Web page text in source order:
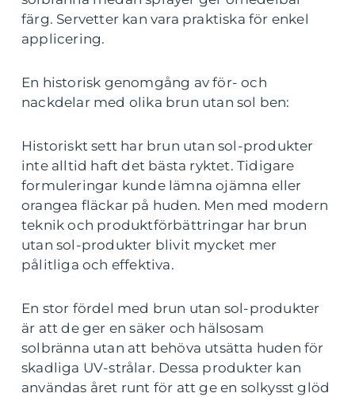
färg. Servetter kan vara praktiska för enkel
applicering.
En historisk genomgång av för- och
nackdelar med olika brun utan sol ben:
Historiskt sett har brun utan sol-produkter
inte alltid haft det bästa ryktet. Tidigare
formuleringar kunde lämna ojämna eller
orangea fläckar på huden. Men med modern
teknik och produktförbättringar har brun
utan sol-produkter blivit mycket mer
pålitliga och effektiva.
En stor fördel med brun utan sol-produkter
är att de ger en säker och hälsosam
solbränna utan att behöva utsätta huden för
skadliga UV-strålar. Dessa produkter kan
användas året runt för att ge en solkysst glöd